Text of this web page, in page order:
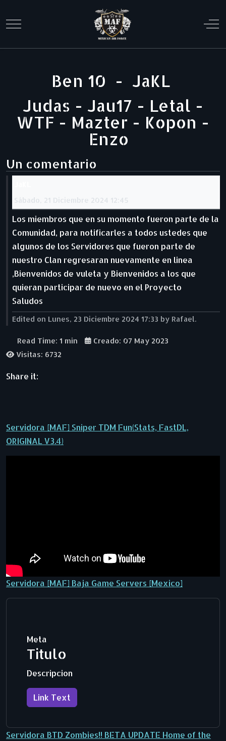
Mobile Menu Toggle
Ben 10 - JaKL
Judas - Jau17 - Letal -
WTF - Mazter - Kopon -
Enzo
Un comentario
Sábado, 21 Diciembre 2024 12:45
Los miembros que en su momento fueron parte de la
Comunidad, para notificarles a todos ustedes que
algunos de los Servidores que fueron parte de
nuestro Clan regresaran nuevamente en linea
,Bienvenidos de vuleta y Bienvenidos a los que
quieran participar de nuevo en el Proyecto
Saludos
Edited on Lunes, 23 Diciembre 2024 17:33 by Rafael.
Read Time: 1 min
Creado: 07 May 2023
Visitas: 6732
Share it:
Servidora [MAF] Sniper TDM Fun(Stats, FastDL,
ORIGINAL V3.4)
Servidora [MAF] Baja Game Servers [Mexico]
Meta
Titulo
Descripcion
Link Text
Servidora BTD Zombies!! BETA UPDATE Home of the